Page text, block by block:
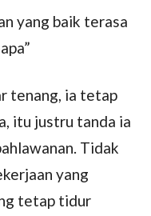
yang baik terasa
tenang, ia tetap
itu justru tanda ia
Tidak
yang
tetap tidur